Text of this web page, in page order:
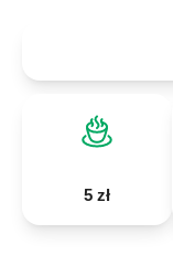
5 zł